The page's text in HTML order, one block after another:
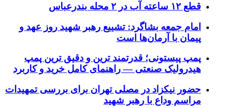
قطع ۱۲ ساعته آب در ۲ محله بندرعباس
امام جمعه بشاگرد: تشییع رهبر شهید روز عهد و
پیمان با آرمان‌ها است
پمپ پیستونی؛ قدرتمند ترین و دقیق‌ ترین پمپ
هیدرولیک صنعتی — راهنمای کامل خرید و کاربرد
حضور نیکزاد در مصلی تهران برای بررسی تمهیدات
مراسم وداع با رهبر شهید